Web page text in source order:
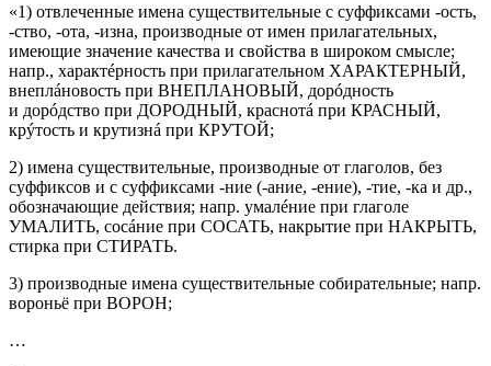
«1) отвлеченные имена существительные с суффиксами -ость,
-ство, -ота, -изна, производные от имен прилагательных,
имеющие значение качества и свойства в широком смысле;
напр., характéрность при прилагательном ХАРАКТЕРНЫЙ,
внеплáновость при ВНЕПЛАНОВЫЙ, дорóдность
и дорóдство при ДОРОДНЫЙ, краснотá при КРАСНЫЙ,
крýтость и крутизнá при КРУТОЙ;
2) имена существительные, производные от глаголов, без
суффиксов и с суффиксами -ние (-ание, -ение), -тие, -ка и др.,
обозначающие действия; напр. умалéние при глаголе
УМАЛИТЬ, сосáние при СОСАТЬ, накрытие при НАКРЫТЬ,
стирка при СТИРАТЬ.
3) производные имена существительные собирательные; напр.
вороньё при ВОРОН;
…